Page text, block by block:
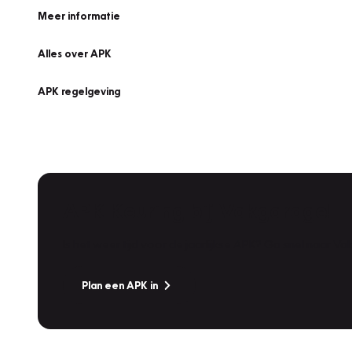
Meer informatie
Alles over APK
APK regelgeving
Plan een APK in